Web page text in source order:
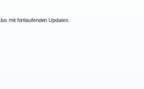
mit fortlaufenden Updates.